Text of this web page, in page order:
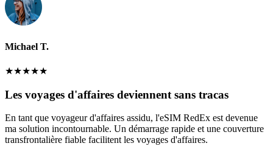
Michael T.
★★★★★
Les voyages d'affaires deviennent sans tracas
En tant que voyageur d'affaires assidu, l'eSIM RedEx est devenue
ma solution incontournable. Un démarrage rapide et une couverture
transfrontalière fiable facilitent les voyages d'affaires.